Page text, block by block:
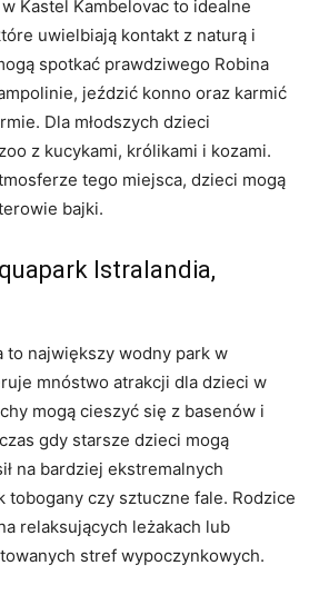
Kastel Kambelovac to idealne⁣
uwielbiają kontakt ⁤z ⁢naturą i
spotkać ​prawdziwego Robina
​jeździć konno‍ oraz karmić⁣
Dla młodszych ‍dzieci
z kucykami, ​królikami i kozami.
tego miejsca, dzieci ‍mogą
bajki.
Istralandia,
to największy ‍wodny​ park w
mnóstwo ​atrakcji dla dzieci w
mogą ⁢cieszyć się z basenów ‌i
gdy starsze dzieci mogą
na‍ bardziej ekstremalnych
tobogany czy​ sztuczne fale. Rodzice
relaksujących leżakach ⁣lub
stref wypoczynkowych.